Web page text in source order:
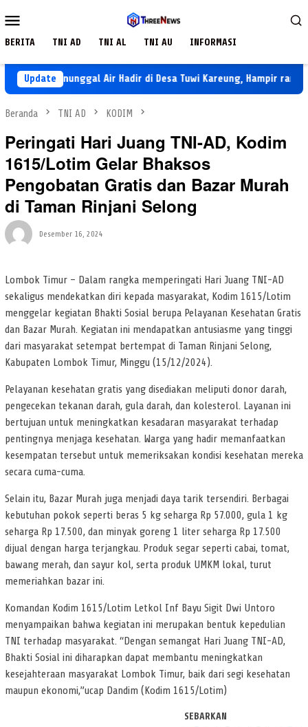
ke
Mobile
BERITA TNI AD TNI AL TNI AU INFORMASI
Update
TNI Manunggal Air Hadir di Desa Tuwi Kareung, Hampir rampung
Beranda TNI AD KODIM
Peringati Hari Juang TNI-AD, Kodim
1615/Lotim Gelar Bhaksos
Pengobatan Gratis dan Bazar Murah
di Taman Rinjani Selong
Desember 16, 2024
Lombok Timur – Dalam rangka memperingati Hari Juang TNI-AD
sekaligus mendekatkan diri kepada masyarakat, Kodim 1615/Lotim
menggelar kegiatan Bhakti Sosial berupa Pelayanan Kesehatan Gratis
dan Bazar Murah. Kegiatan ini mendapatkan antusiasme yang tinggi
dari masyarakat setempat bertempat di Taman Rinjani Selong,
Kabupaten Lombok Timur, Minggu (15/12/2024).
Pelayanan kesehatan gratis yang disediakan meliputi donor darah,
pengecekan tekanan darah, gula darah, dan kolesterol. Layanan ini
bertujuan untuk meningkatkan kesadaran masyarakat terhadap
pentingnya menjaga kesehatan. Warga yang hadir memanfaatkan
kesempatan tersebut untuk memeriksakan kondisi kesehatan mereka
secara cuma-cuma.
Selain itu, Bazar Murah juga menjadi daya tarik tersendiri. Berbagai
kebutuhan pokok seperti beras 5 kg seharga Rp 57.000, gula 1 kg
seharga Rp 17.500, dan minyak goreng 1 liter seharga Rp 17.500
dijual dengan harga terjangkau. Produk segar seperti cabai, tomat,
bawang merah, dan sayur kol, serta produk UMKM lokal, turut
memeriahkan bazar ini.
Komandan Kodim 1615/Lotim Letkol Inf Bayu Sigit Dwi Untoro
menyampaikan bahwa kegiatan ini merupakan bentuk kepedulian
TNI terhadap masyarakat. “Dengan semangat Hari Juang TNI-AD,
Bhakti Sosial ini diharapkan dapat membantu meningkatkan
kesejahteraan masyarakat Lombok Timur, baik dari segi kesehatan
maupun ekonomi,”ucap Dandim (Kodim 1615/Lotim)
SEBARKAN